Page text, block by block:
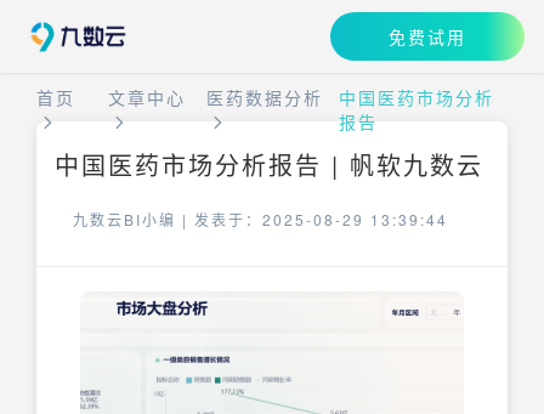
免费试用
首页 文章中心 医药数据分析
中国医药市场分析
报告
中国医药市场分析报告 | 帆软九数云
九数云BI小编 | 发表于：2025-08-29 13:39:44